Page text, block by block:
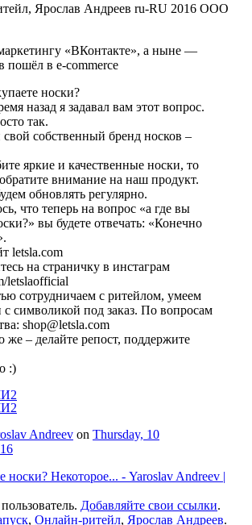
Ярослав Андреев ru-RU 2016 ООО
«ВКонтакте», а ныне —
пошёл в e-commerce
носки?
назад я задавал вам этот вопрос.
так.
собственный бренд носков –
яркие и качественные носки, то
внимание на наш продукт.
обновлять регулярно.
что теперь на вопрос «а где вы
вы будете отвечать: «Конечно
letsla.com
на страничку в инстаграм
letslaofficial
сотрудничаем с ритейлом, умеем
с символикой под заказ. По вопросам
shop@letsla.com
же – делайте репост, поддержите
:)
Andreev on Thursday, 10
носки? Некоторое... - Yaroslav Andreev |
Добавляйте свои ссылки.
, Онлайн-ритейл, Ярослав Андреев.